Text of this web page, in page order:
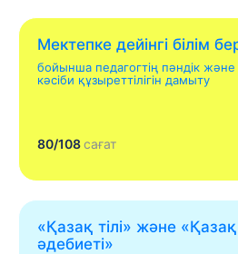
Мектепке дейінгі білім
бойынша педагогтің пәндік және
кәсіби құзыреттілігін дамыту
80/108сағат
«Қазақ тілі» жəне «Қазақ
əдебиеті»